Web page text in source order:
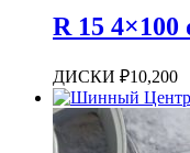
R 15 4×100
ДИСКИ ₽10,200